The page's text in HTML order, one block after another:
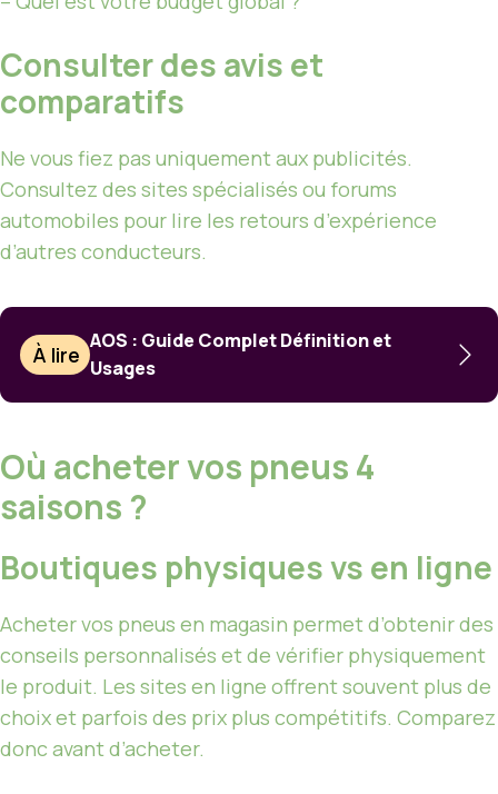
Consulter des avis et
comparatifs
Ne vous fiez pas uniquement aux publicités.
Consultez des sites spécialisés ou forums
automobiles pour lire les retours d’expérience
d’autres conducteurs.
À lire
AOS : Guide Complet Définition et
Usages
Où acheter vos pneus 4
saisons ?
Boutiques physiques vs en ligne
Acheter vos pneus en magasin permet d’obtenir des
conseils personnalisés et de vérifier physiquement
le produit. Les sites en ligne offrent souvent plus de
choix et parfois des prix plus compétitifs. Comparez
donc avant d’acheter.